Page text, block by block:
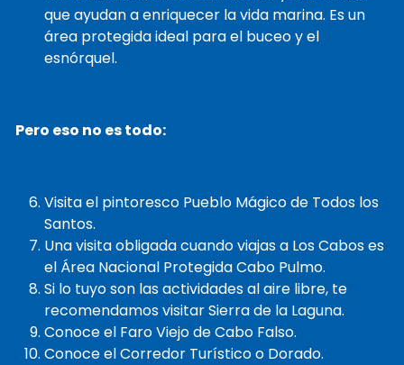
que ayudan a enriquecer la vida marina. Es un
área protegida ideal para el buceo y el
esnórquel.
Pero eso no es todo:
Visita el pintoresco Pueblo Mágico de Todos los
Santos.
Una visita obligada cuando viajas a Los Cabos es
el Área Nacional Protegida Cabo Pulmo.
Si lo tuyo son las actividades al aire libre, te
recomendamos visitar Sierra de la Laguna.
Conoce el Faro Viejo de Cabo Falso.
Conoce el Corredor Turístico o Dorado.